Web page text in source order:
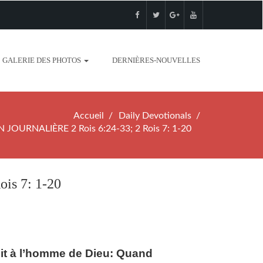
GALERIE DES PHOTOS DERNIÈRES-NOUVELLES
Accueil
Daily Devotionals
JOURNALIÈRE 2 Rois 6:24-33; 2 Rois 7: 1-20
7: 1-20
à l’homme de Dieu: Quand